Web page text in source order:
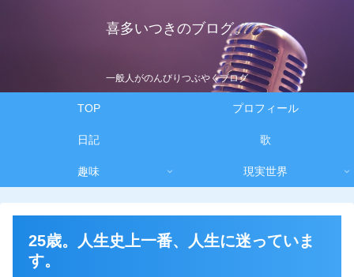
喜多いつきのブログ。
一般人がのんびりつぶやくブログ
TOP プロフィール
日記 歌
趣味 現実世界
25歳。人生史上一番、人生に迷っていま
す。